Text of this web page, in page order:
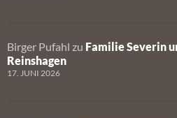
Birger Pufahl zu Familie Severin
Reinshagen
17. JUNI 2026